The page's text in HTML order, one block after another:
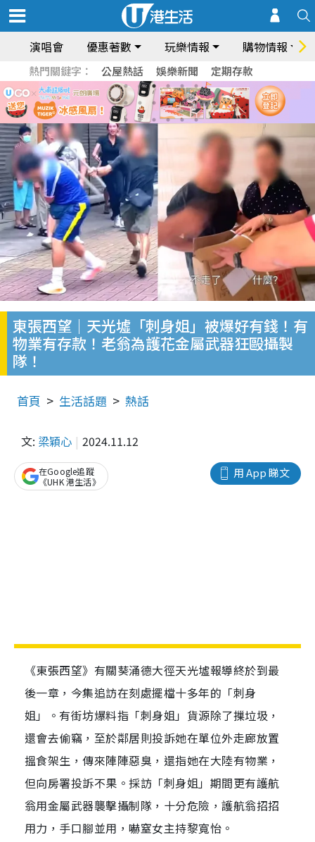
演唱會 優惠著數 玩樂情報 購物情報
熱門關鍵字： 公屋熱話 娛樂新聞 定期存款
東張西望｜天光墟「刺身姐」被爆好有錢！有
物業有存款！老翁為護花金屬武器狂毆攝製
隊！
首頁 生活話題 熱話
文: 梁穎心 2024.11.12
用 App 睇文
在Google追蹤
《UHK 港生活》
《東張西望》有關葵涌德大徑天光墟報導終於到最
後一章，今集追訪在刻處擺檔十多年的「刺身
姐」。有街坊爆料指「刺身姐」貨源除了摷垃圾，
還會去偷竊，至於鄰居則投訴她在單位外走廊放置
搵食架生，傳來陣陣惡臭，還指她在大陸有物業，
但向房署投訴不果。採訪「刺身姐」期間更有護航
翁用金屬武器襲擊攝制隊，十分危險，護航翁招招
用力，手口腳並用，嚇窒女主持黎寬怡。